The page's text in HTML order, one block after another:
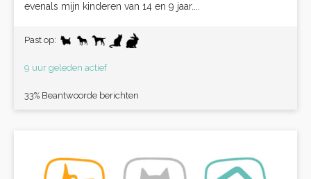
evenals mijn kinderen van 14 en 9 jaar....
Past op:
9 uur geleden actief
33% Beantwoorde berichten